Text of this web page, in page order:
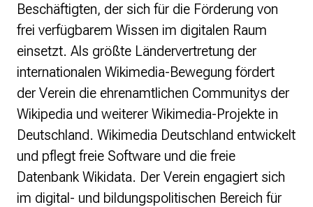
Beschäftigten, der sich für die Förderung von
frei verfügbarem Wissen im digitalen Raum
einsetzt. Als größte Ländervertretung der
internationalen Wikimedia-Bewegung fördert
der Verein die ehrenamtlichen Communitys der
Wikipedia und weiterer Wikimedia-Projekte in
Deutschland. Wikimedia Deutschland entwickelt
und pflegt freie Software und die freie
Datenbank Wikidata. Der Verein engagiert sich
im digital- und bildungspolitischen Bereich für